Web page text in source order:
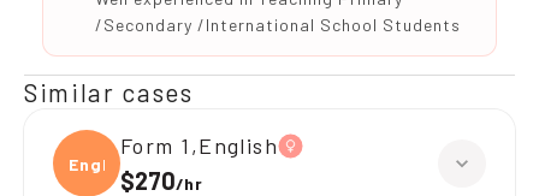
/Secondary /International School Students
Similar cases
Engli
Form 1,English
$270/hr